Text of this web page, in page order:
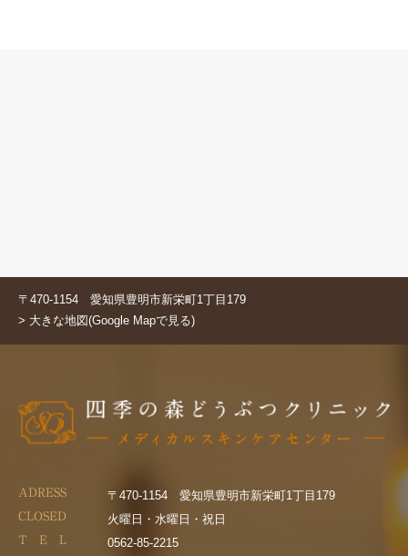
〒470-1154 愛知県豊明市新栄町1丁目179
> 大きな地図(Google Mapで見る)
ADRESS 〒470-1154 愛知県豊明市新栄町1丁目179
CLOSED 火曜日・水曜日・祝日
T E L 0562-85-2215